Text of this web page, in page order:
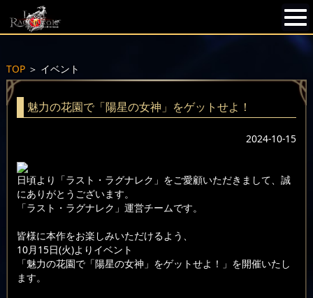
TOP＞ イベント
魅力の花園で「陽星の女神」をゲットせよ！
2024-10-15
日頃より「ラスト・ラグナレク」をご愛顧いただきまして、誠
にありがとうございます。
「ラスト・ラグナレク」運営チームです。
皆様に本作をお楽しみいただけるよう、
10月15日(火)よりイベント
「魅力の花園で「陽星の女神」をゲットせよ！」を開催いたし
ます。